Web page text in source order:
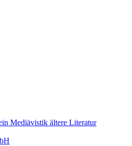
Mediävistik ältere Literatur